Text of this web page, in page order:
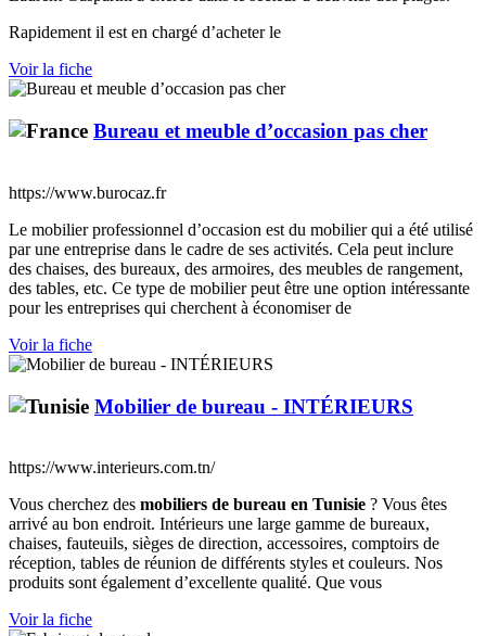
Rapidement il est en chargé d’acheter le
Voir la fiche
Bureau et meuble d’occasion pas cher
https://www.burocaz.fr
Le mobilier professionnel d’occasion est du mobilier qui a été utilisé
par une entreprise dans le cadre de ses activités. Cela peut inclure
des chaises, des bureaux, des armoires, des meubles de rangement,
des tables, etc. Ce type de mobilier peut être une option intéressante
pour les entreprises qui cherchent à économiser de
Voir la fiche
Mobilier de bureau - INTÉRIEURS
https://www.interieurs.com.tn/
Vous cherchez des mobiliers de bureau en Tunisie ? Vous êtes
arrivé au bon endroit. Intérieurs une large gamme de bureaux,
chaises, fauteuils, sièges de direction, accessoires, comptoirs de
réception, tables de réunion de différents styles et couleurs. Nos
produits sont également d’excellente qualité. Que vous
Voir la fiche